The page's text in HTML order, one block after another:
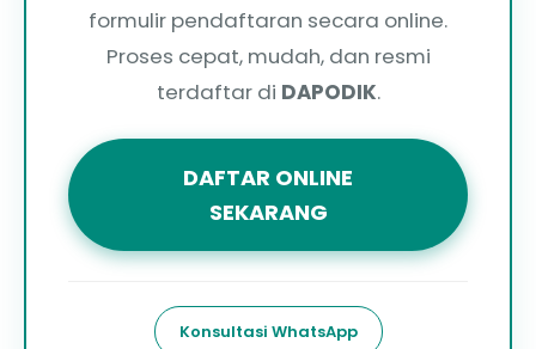
formulir pendaftaran secara online.
Proses cepat, mudah, dan resmi
terdaftar di DAPODIK.
DAFTAR ONLINE
SEKARANG
Konsultasi WhatsApp